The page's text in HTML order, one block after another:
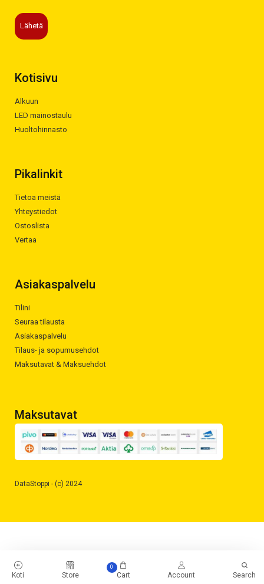
Kotisivu
Alkuun
LED mainostaulu
Huoltohinnasto
Pikalinkit
Tietoa meistä
Yhteystiedot
Ostoslista
Vertaa
Asiakaspalvelu
Tilini
Seuraa tilausta
Asiakaspalvelu
Tilaus- ja sopumusehdot
Maksutavat & Maksuehdot
Maksutavat
DataStoppi - (c) 2024
Koti Store
0
Cart Account Search